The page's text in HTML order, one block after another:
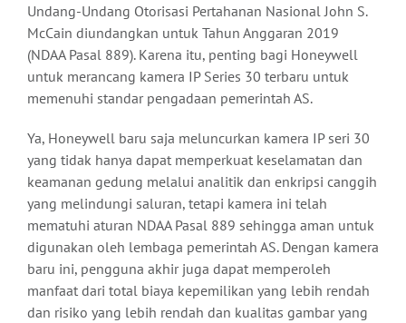
Undang-Undang Otorisasi Pertahanan Nasional John S.
McCain diundangkan untuk Tahun Anggaran 2019
(NDAA Pasal 889). Karena itu, penting bagi Honeywell
untuk merancang kamera IP Series 30 terbaru untuk
memenuhi standar pengadaan pemerintah AS.
Ya, Honeywell baru saja meluncurkan kamera IP seri 30
yang tidak hanya dapat memperkuat keselamatan dan
keamanan gedung melalui analitik dan enkripsi canggih
yang melindungi saluran, tetapi kamera ini telah
mematuhi aturan NDAA Pasal 889 sehingga aman untuk
digunakan oleh lembaga pemerintah AS. Dengan kamera
baru ini, pengguna akhir juga dapat memperoleh
manfaat dari total biaya kepemilikan yang lebih rendah
dan risiko yang lebih rendah dan kualitas gambar yang